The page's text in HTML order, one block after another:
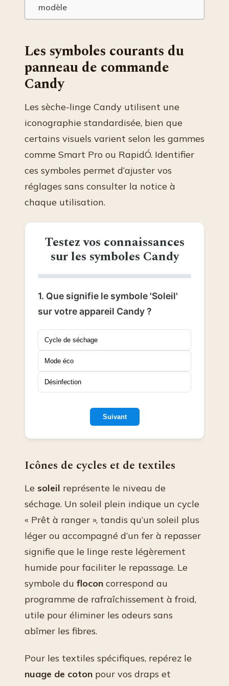
modèle
Les symboles courants du
panneau de commande
Candy
Les sèche-linge Candy utilisent une
iconographie standardisée, bien que
certains visuels varient selon les gammes
comme Smart Pro ou RapidÓ. Identifier
ces symboles permet d’ajuster vos
réglages sans consulter la notice à
chaque utilisation.
Testez vos connaissances
sur les symboles Candy
1. Que signifie le symbole 'Soleil'
sur votre appareil Candy ?
Cycle de séchage
Mode éco
Désinfection
Suivant
Icônes de cycles et de textiles
Le soleil représente le niveau de
séchage. Un soleil plein indique un cycle
« Prêt à ranger », tandis qu’un soleil plus
léger ou accompagné d’un fer à repasser
signifie que le linge reste légèrement
humide pour faciliter le repassage. Le
symbole du flocon correspond au
programme de rafraîchissement à froid,
utile pour éliminer les odeurs sans
abîmer les fibres.
Pour les textiles spécifiques, repérez le
nuage de coton pour vos draps et